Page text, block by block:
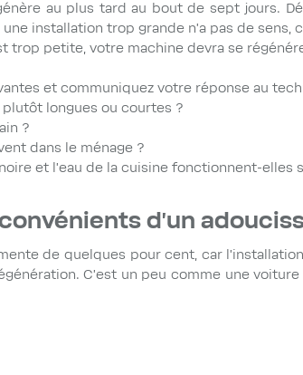
au plus tard au bout de sept jours.
installation trop grande n'a pas de sens,
trop petite, votre machine devra se
et communiquez votre réponse au
longues ou courtes ?
?
dans le ménage ?
et l'eau de la cuisine fonctionnent-elles
d'un
de quelques pour cent, car
C'est un peu comme une